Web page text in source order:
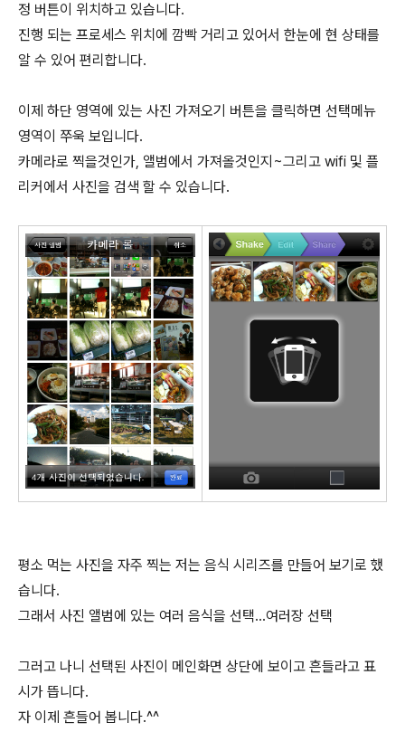
정 버튼이 위치하고 있습니다.
진행 되는 프로세스 위치에 깜빡 거리고 있어서 한눈에 현 상태를
알 수 있어 편리합니다.
이제 하단 영역에 있는 사진 가져오기 버튼을 클릭하면 선택메뉴
영역이 쭈욱 보입니다.
카메라로 찍을것인가, 앨범에서 가져올것인지~그리고 wifi 및 플
리커에서 사진을 검색 할 수 있습니다.
평소 먹는 사진을 자주 찍는 저는 음식 시리즈를 만들어 보기로 했
습니다.
그래서 사진 앨범에 있는 여러 음식을 선택...여러장 선택
그러고 나니 선택된 사진이 메인화면 상단에 보이고 흔들라고 표
시가 뜹니다.
자 이제 흔들어 봅니다.^^